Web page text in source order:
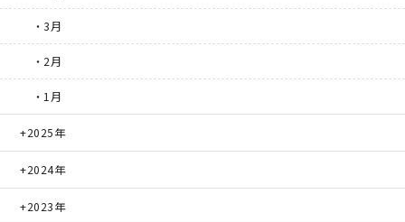
・3月
・2月
・1月
2025年
2024年
2023年